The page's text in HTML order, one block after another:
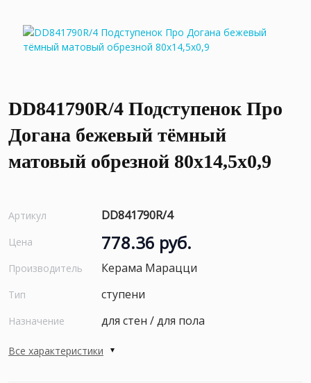
DD841790R/4 Подступенок Про
Догана бежевый тёмный
матовый обрезной 80x14,5x0,9
Артикул DD841790R/4
Цена 778.36 руб.
Производитель Керама Марацци
Тип ступени
Назначение для стен / для пола
Все характеристики